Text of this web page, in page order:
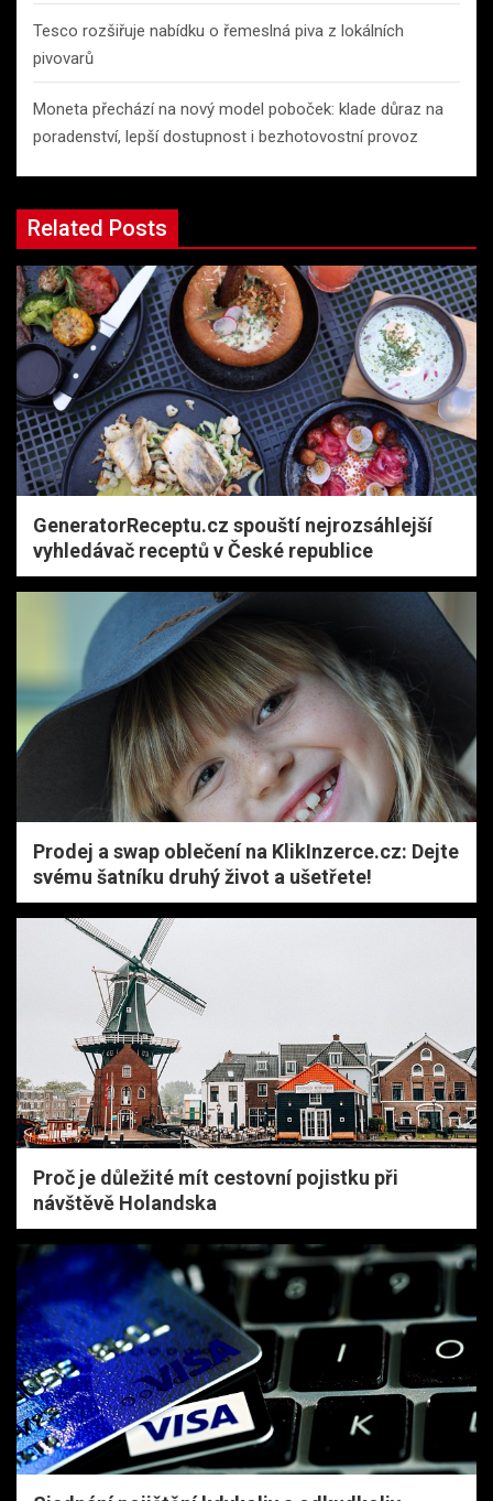
Tesco rozšiřuje nabídku o řemeslná piva z lokálních
pivovarů
Moneta přechází na nový model poboček: klade důraz na
poradenství, lepší dostupnost i bezhotovostní provoz
Related Posts
GeneratorReceptu.cz spouští nejrozsáhlejší
vyhledávač receptů v České republice
Prodej a swap oblečení na KlikInzerce.cz: Dejte
svému šatníku druhý život a ušetřete!
Proč je důležité mít cestovní pojistku při
návštěvě Holandska